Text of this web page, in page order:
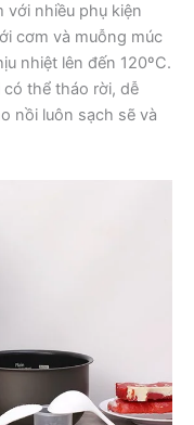
với nhiều phụ kiện
cơm và muỗng múc
nhiệt lên đến 120ºC.
thể tháo rời, dễ
nồi luôn sạch sẽ và